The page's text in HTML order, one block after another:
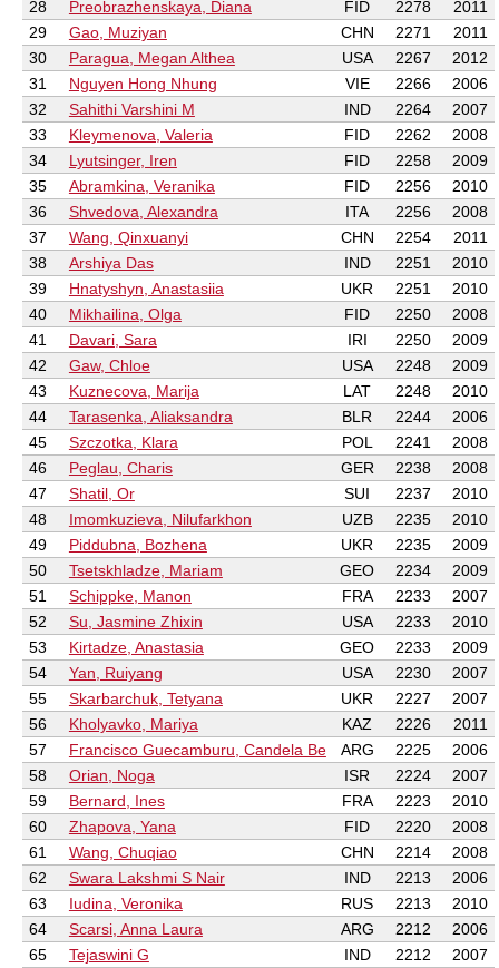
28 Preobrazhenskaya, Diana FID 2278
2011
29
Gao, Muziyan CHN 2271
2011
30
Paragua, Megan Althea USA 2267
2012
31
Nguyen Hong Nhung VIE 2266
2006
32
Sahithi Varshini M IND 2264
2007
33
Kleymenova, Valeria FID 2262
2008
34
Lyutsinger, Iren FID 2258
2009
35
Abramkina, Veranika FID 2256
2010
36
Shvedova, Alexandra ITA 2256
2008
37
Wang, Qinxuanyi CHN 2254
2011
38
Arshiya Das IND 2251
2010
39
Hnatyshyn, Anastasiia UKR 2251
2010
40
Mikhailina, Olga FID 2250
2008
41
Davari, Sara IRI 2250
2009
42
Gaw, Chloe USA 2248
2009
43
Kuznecova, Marija LAT 2248
2010
44
Tarasenka, Aliaksandra BLR 2244
2006
45
Szczotka, Klara POL 2241
2008
46
Peglau, Charis GER 2238
2008
47
Shatil, Or SUI 2237
2010
48
Imomkuzieva, Nilufarkhon UZB 2235
2010
49
Piddubna, Bozhena UKR 2235
2009
50
Tsetskhladze, Mariam GEO 2234
2009
51
Schippke, Manon FRA 2233
2007
52
Su, Jasmine Zhixin USA 2233
2010
53
Kirtadze, Anastasia GEO 2233
2009
54
Yan, Ruiyang USA 2230
2007
55
Skarbarchuk, Tetyana UKR 2227
2007
56
Kholyavko, Mariya KAZ 2226
2011
57
Francisco Guecamburu, Candela Be ARG 2225
2006
58
Orian, Noga ISR 2224
2007
59
Bernard, Ines FRA 2223
2010
60
Zhapova, Yana FID 2220
2008
61
Wang, Chuqiao CHN 2214
2008
62
Swara Lakshmi S Nair IND 2213
2006
63
Iudina, Veronika RUS 2213
2010
64
Scarsi, Anna Laura ARG 2212
2006
65
Tejaswini G IND 2212
2007